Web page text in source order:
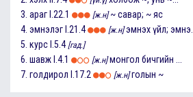
3. араг I.22.1 [ж.н] ~ савар; ~ яс
4. эмнэлэг I.21.4 [ж.н] эмнэх үйл;
5. курс I.5.4 [гад.]
6. шавж I.4.1 [ж.н] монгол бичгийн ...
7. голдирол I.17.2 [ж.н] голын ~